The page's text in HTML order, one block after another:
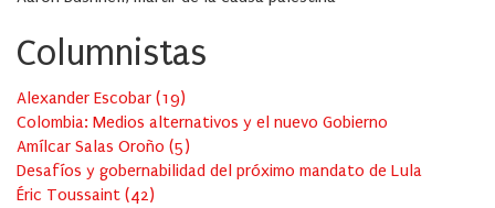
Columnistas
Alexander Escobar (19)
Colombia: Medios alternativos y el nuevo Gobierno
Amílcar Salas Oroño (5)
Desafíos y gobernabilidad del próximo mandato de Lula
Éric Toussaint (42)